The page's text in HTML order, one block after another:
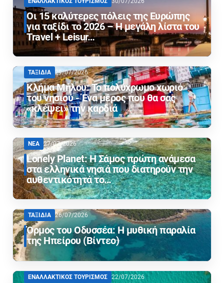
Οι 15 καλύτερες πόλεις της Ευρώπης
για ταξίδι το 2026 – Η μεγάλη λίστα του
Travel + Leisur…
ΤΑΞΙΔΙΑ 29/07/2026
Κλήμα Μήλου: Το πολύχρωμο χωριό
του νησιού - Ένα μέρος που θα σας
«κλέψει» την καρδιά
ΝΕΑ 27/07/2026
Lonely Planet: Η Σάμος πρώτη ανάμεσα
στα ελληνικά νησιά που διατηρούν την
αυθεντικότητά το…
ΤΑΞΙΔΙΑ 26/07/2026
Όρμος του Οδυσσέα: Η μυθική παραλία
της Ηπείρου (Βίντεο)
ΕΝΑΛΛΑΚΤΙΚΟΣ ΤΟΥΡΙΣΜΟΣ 22/07/2026